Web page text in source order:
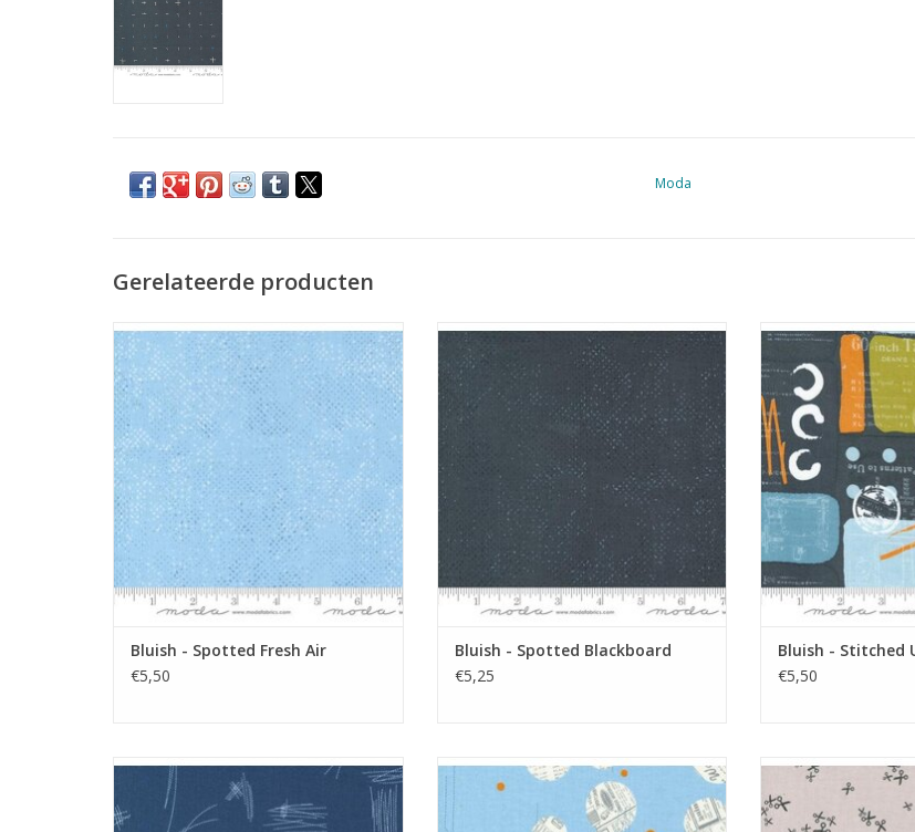
Moda
Gerelateerde producten
lichtblauw met stipjes
TOEVOEGEN AAN WINKELWAGEN
Bluish - Spotted Fresh Air
€5,50
donkergrijs met kleine stipjes
TOEVOEGEN AAN WINKELWAGEN
Bluish - Spotted Blackboard
€5,25
gekleurde
TOEVOEGEN
Bluish - Stitched
€5,50
donkerblauw met stiksels
TOEVOEGEN AAN WINKELWAGEN
cirkels met tekst op lichtblauw
TOEVOEGEN AAN WINKELWAGEN
taupe met
TOEVOEGEN AAN